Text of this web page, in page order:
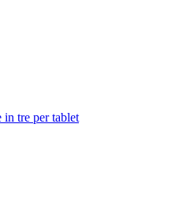
in tre per tablet